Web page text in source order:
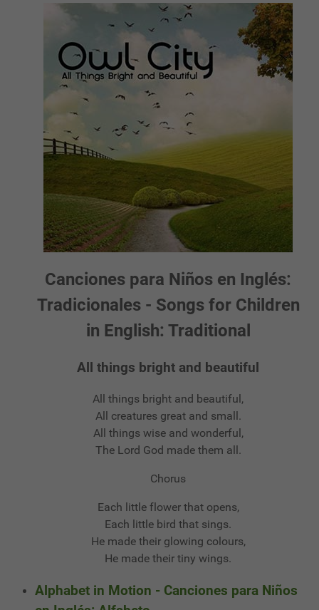
Canciones para Niños en Inglés:
Tradicionales - Songs for Children
in English: Traditional
All things bright and beautiful
All things bright and beautiful,
All creatures great and small.
All things wise and wonderful,
The Lord God made them all.
Chorus
Each little flower that opens,
Each little bird that sings.
He made their glowing colours,
He made their tiny wings.
Alphabet in Motion - Canciones para Niños